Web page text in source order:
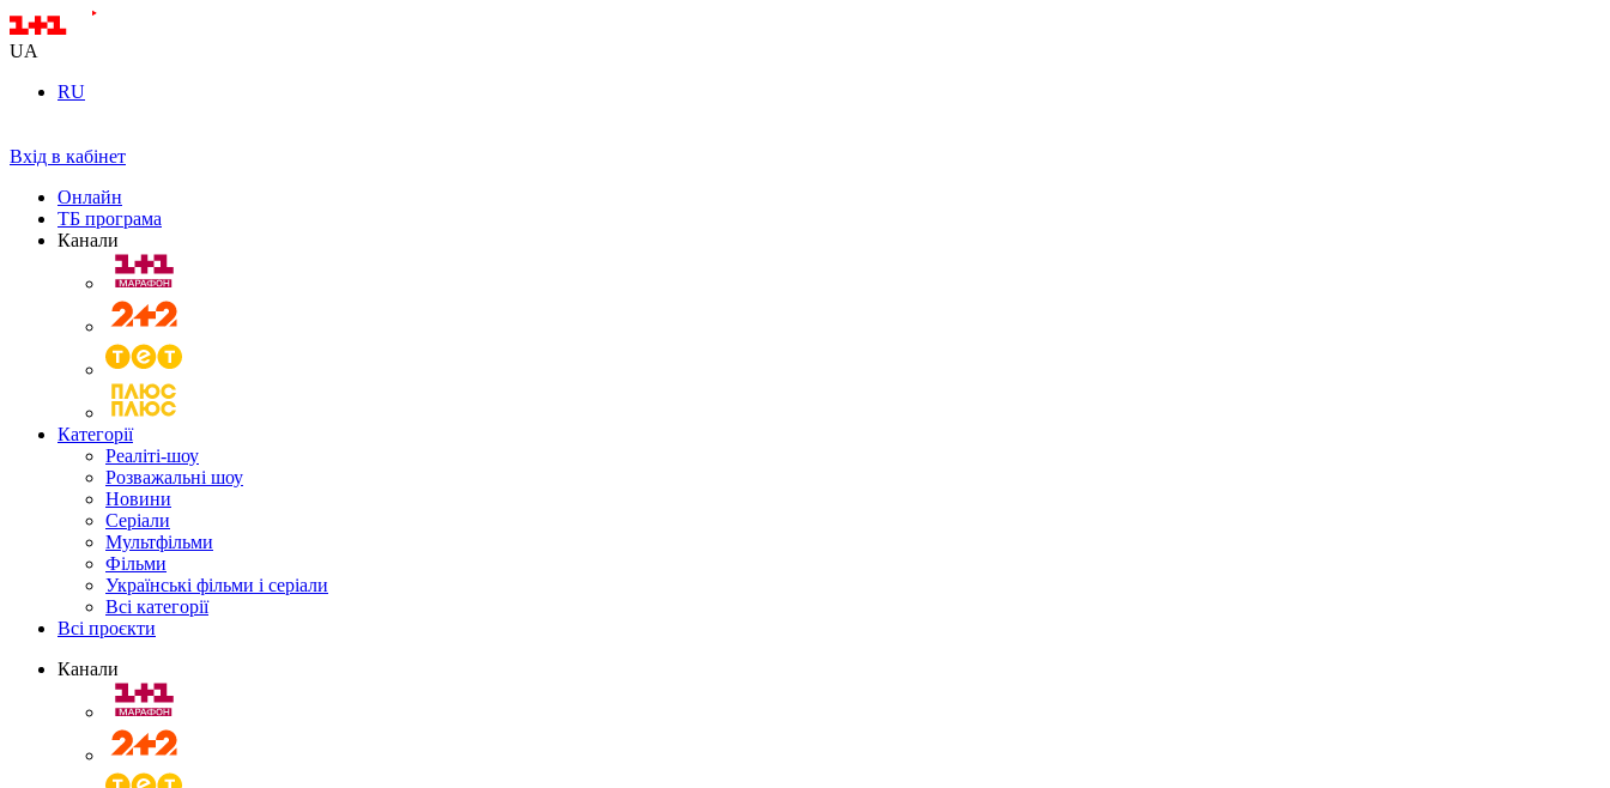
UA
RU
Вхід в кабінет
Онлайн
ТБ програма
Канали
Категорії
Реаліті-шоу
Розважальні шоу
Новини
Серіали
Мультфільми
Фільми
Українські фільми і серіали
Всі категорії
Всі проєкти
Канали